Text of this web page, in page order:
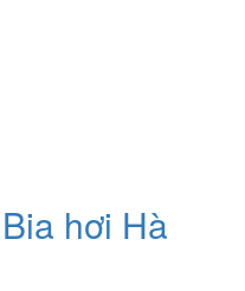
hơi Hà